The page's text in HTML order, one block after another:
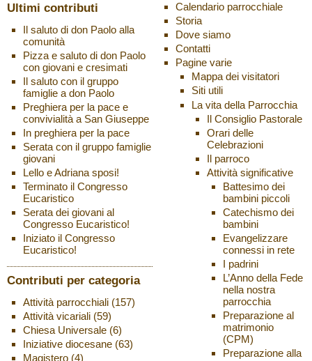
Ultimi contributi
Il saluto di don Paolo alla
comunità
Pizza e saluto di don Paolo
con giovani e cresimati
Il saluto con il gruppo
famiglie a don Paolo
Preghiera per la pace e
convivialità a San Giuseppe
In preghiera per la pace
Serata con il gruppo famiglie
giovani
Lello e Adriana sposi!
Terminato il Congresso
Eucaristico
Serata dei giovani al
Congresso Eucaristico!
Iniziato il Congresso
Eucaristico!
Contributi per categoria
Attività parrocchiali(157)
Attività vicariali(59)
Chiesa Universale(6)
Iniziative diocesane(63)
Magistero(4)
Calendario parrocchiale
Storia
Dove siamo
Contatti
Pagine varie
Mappa dei visitatori
Siti utili
La vita della Parrocchia
Il Consiglio Pastorale
Orari delle
Celebrazioni
Il parroco
Attività significative
Battesimo dei
bambini piccoli
Catechismo dei
bambini
Evangelizzare
connessi in rete
I padrini
L’Anno della Fede
nella nostra
parrocchia
Preparazione al
matrimonio
(CPM)
Preparazione alla